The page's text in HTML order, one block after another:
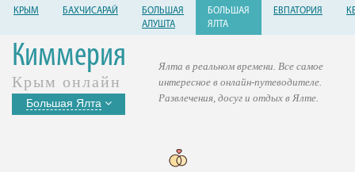
КРЫМ БАХЧИСАРАЙ
БОЛЬШАЯ
АЛУШТА
БОЛЬШАЯ
ЯЛТА
ЕВПАТОРИЯ
Киммерия
Крым онлайн
Большая Ялта
Ялта в реальном времени. Все самое
интересное в онлайн-путеводителе.
Развлечения, досуг и отдых в Ялте.